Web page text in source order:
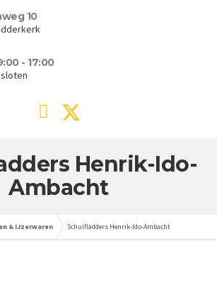
10
- 17:00
Henrik-Ido-
Ambacht
& IJzerwaren Schuifladders Henrik-Ido-Ambacht